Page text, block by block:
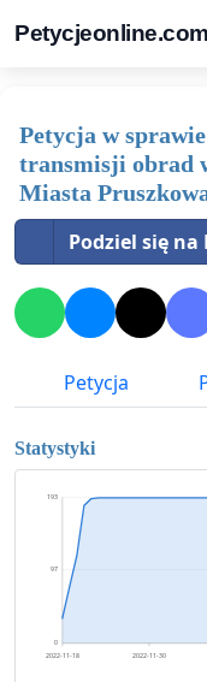
Petycjeonline.com
Petycja w
transmisji obrad
Miasta
Podziel się na
Petycja
Statystyki
0
97
193
2022-11-18 2022-11-30